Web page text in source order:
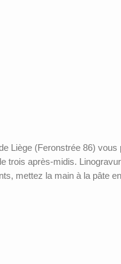
Liège (Feronstrée 86)
trois après-midis.
mettez la main à la pâte